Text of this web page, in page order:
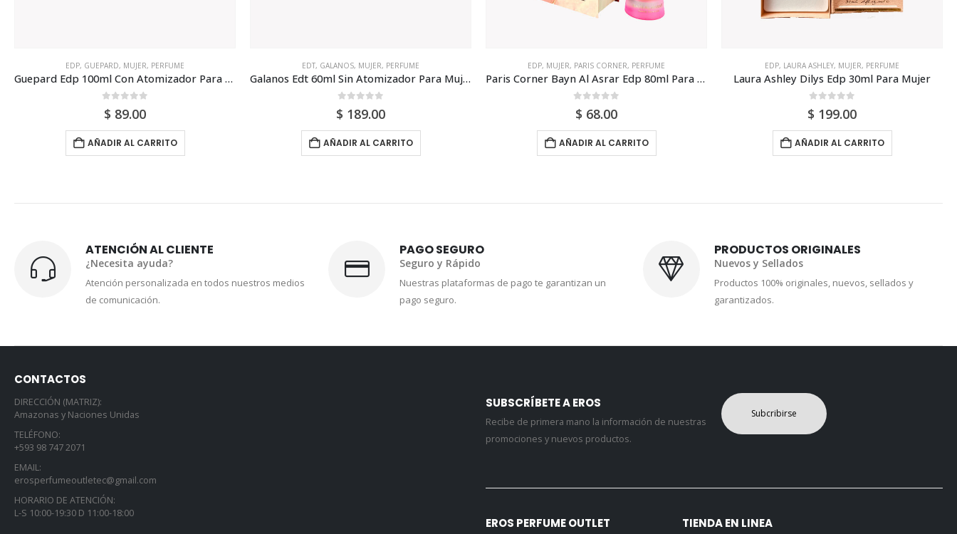
EDP, GUEPARD, MUJER, PERFUME
Guepard Edp 100ml Con Atomizador Para Mujer
$ 89.00
AÑADIR AL CARRITO
EDT, GALANOS, MUJER, PERFUME
Galanos Edt 60ml Sin Atomizador Para Mujer
$ 189.00
AÑADIR AL CARRITO
EDP, MUJER, PARIS CORNER, PERFUME
Paris Corner Bayn Al Asrar Edp 80ml Para Mujer (Dupe Amouage Guidance)
$ 68.00
AÑADIR AL CARRITO
EDP, LAURA ASHLEY, MUJER, PERFUME
Laura Ashley Dilys Edp 30ml Para Mujer
$ 199.00
AÑADIR AL CARRITO
ATENCIÓN AL CLIENTE
¿Necesita ayuda?
Atención personalizada en todos nuestros medios
de comunicación.
PAGO SEGURO
Seguro y Rápido
Nuestras plataformas de pago te garantizan un
pago seguro.
PRODUCTOS ORIGINALES
Nuevos y Sellados
Productos 100% originales, nuevos, sellados y
garantizados.
CONTACTOS
DIRECCIÓN (MATRIZ):
Amazonas y Naciones Unidas
TELÉFONO:
+593 98 747 2071
EMAIL:
erosperfumeoutletec@gmail.com
HORARIO DE ATENCIÓN:
L-S 10:00-19:30 D 11:00-18:00
SUBSCRÍBETE A EROS
Recibe de primera mano la información de nuestras
promociones y nuevos productos.
Subcribirse
EROS PERFUME OUTLET TIENDA EN LINEA